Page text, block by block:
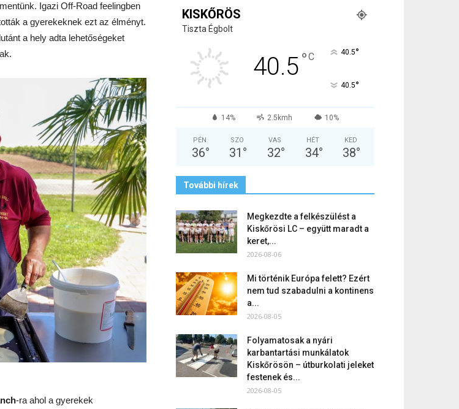
Igazi Off-Road feelingben
a gyerekeknek ezt az élményt.
a hely adta lehetőségeket
-ra ahol a gyerekek
KISKŐRÖS
Tiszta Égbolt
40.5°C 40.5°
40.5°
14% 2.5kmh 10%
PÉN
36°
SZO
31 °
VAS
32°
HÉT
34°
KED
38°
További hírek
Megkezdte a felkészülést a
Kiskőrösi LC – együtt maradt a
keret,...
2026-08-06
Mi történik Európa felett? Ezért
nem tud szabadulni a kontinens
a...
2026-08-05
Folyamatosak a nyári
karbantartási munkálatok
Kiskőrösön – útburkolati jeleket
festenek és...
2026-08-05